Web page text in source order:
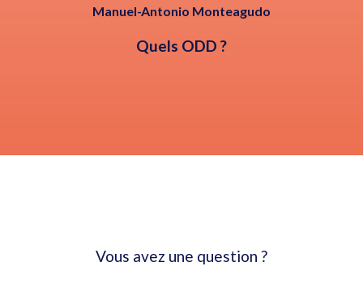
Manuel-Antonio Monteagudo
Quels ODD ?
Vous avez une question ?